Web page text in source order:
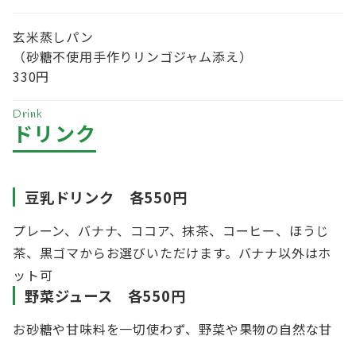
玄米蒸しパン
（砂糖不使用手作りリンゴジャム添え）
330円
Drink
ドリンク
豆乳ドリンク 各550円
プレーン、バナナ、ココア、抹茶、コーヒー、ほうじ
茶、黒ゴマからお選びいただけます。バナナ以外はホ
ット可
野菜ジュース 各550円
お砂糖や甘味料を一切使わず、野菜や果物の自然な甘